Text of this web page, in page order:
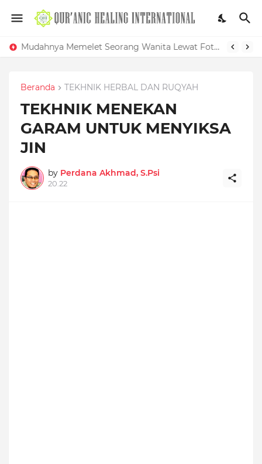
Mudahnya Memelet Seorang Wanita Lewat Foto di Facebook
Beranda TEKHNIK HERBAL DAN RUQYAH
TEKHNIK MENEKAN
GARAM UNTUK MENYIKSA
JIN
by Perdana Akhmad, S.Psi
20.22